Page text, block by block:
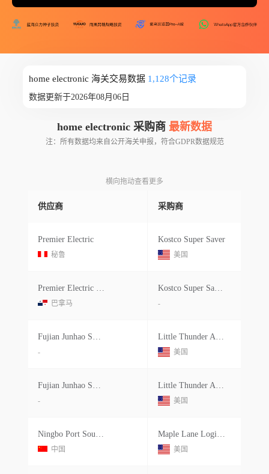
home electronic 海关交易数据 1,128个记录
数据更新于2026年08月06日
home electronic 采购商 最新数据
注：所有数据均来自公开海关申报，符合GDPR数据规范
横向拖动查看更多
供应商 采购商
Premier Electric
秘鲁
Kostco Super Saver
美国
Premier Electric (japan) Corp.
巴拿马
Kostco Super Saver Ltd
-
Fujian Junhao Smart Home Company Li
-
Little Thunder Agency
美国
Fujian Junhao Smart Home Company Li
-
Little Thunder Agency
美国
Ningbo Port Southeast Logistics Gro
中国
Maple Lane Logistics (usa) Inc
美国